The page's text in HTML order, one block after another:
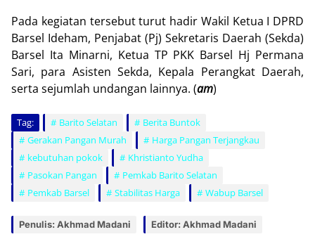
Pada kegiatan tersebut turut hadir Wakil Ketua I DPRD
Barsel Ideham, Penjabat (Pj) Sekretaris Daerah (Sekda)
Barsel Ita Minarni, Ketua TP PKK Barsel Hj Permana
Sari, para Asisten Sekda, Kepala Perangkat Daerah,
serta sejumlah undangan lainnya. (am)
Tag: Barito Selatan
Berita Buntok
Gerakan Pangan Murah
Harga Pangan Terjangkau
kebutuhan pokok
Khristianto Yudha
Pasokan Pangan
Pemkab Barito Selatan
Pemkab Barsel
Stabilitas Harga Wabup Barsel
Penulis: Akhmad Madani Editor: Akhmad Madani